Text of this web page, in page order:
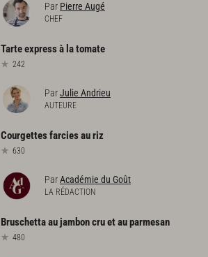
Par Pierre Augé
CHEF
Tarteexpressà latomate
242
ParJulie Andrieu
AUTEURE
Courgettesfarciesauriz
630
ParAcadémie du Goût
LA RÉDACTION
Bruschettaaujamboncruetauparmesan
480